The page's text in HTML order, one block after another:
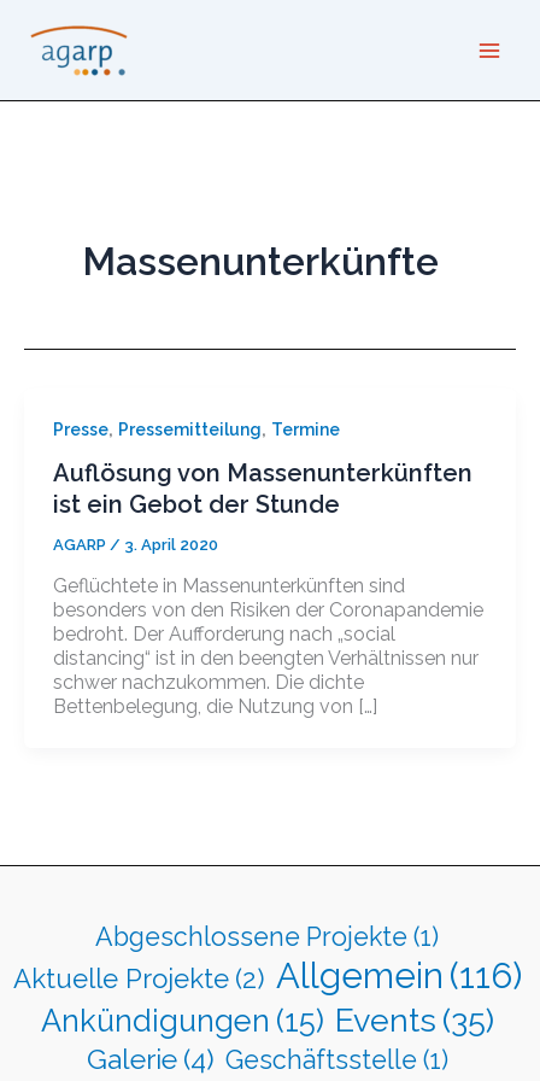
Inhalt
springen
Massenunterkünfte
Presse, Pressemitteilung, Termine
Auflösung von Massenunterkünften
ist ein Gebot der Stunde
AGARP / 3. April 2020
Geflüchtete in Massenunterkünften sind
besonders von den Risiken der Coronapandemie
bedroht. Der Aufforderung nach „social
distancing“ ist in den beengten Verhältnissen nur
schwer nachzukommen. Die dichte
Bettenbelegung, die Nutzung von […]
Abgeschlossene Projekte (1)
Aktuelle Projekte (2) Allgemein (116)
Ankündigungen (15) Events (35)
Galerie (4) Geschäftsstelle (1)